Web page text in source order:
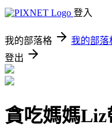
登入
我的部落格 我的部落
登出
貪吃媽媽Liz